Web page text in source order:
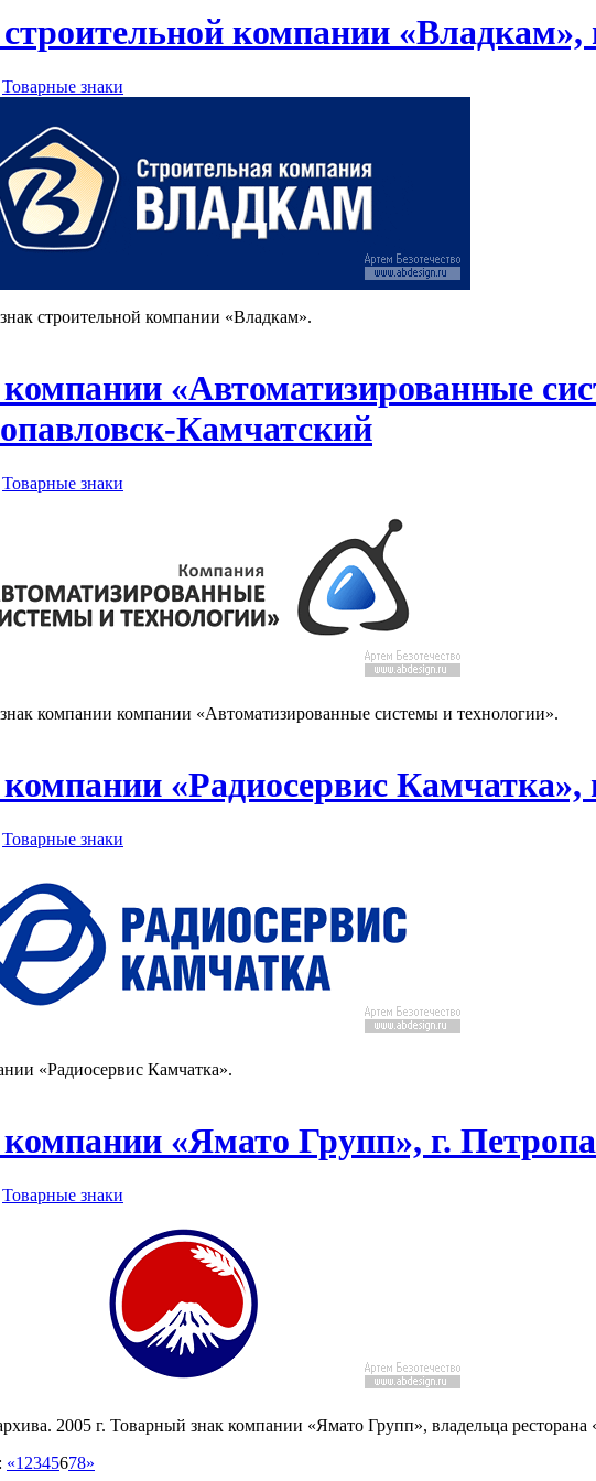
компании
Товарные знаки
строительной компании «Владкам».
«Автоматизированные
Камчатский
Товарные знаки
компании компании «Автоматизированные системы и технологии».
«Радиосервис
Товарные знаки
«Радиосервис Камчатка».
«Ямато Групп», г.
Товарные знаки
2005 г. Товарный знак компании «Ямато Групп», владельца ресторана
«1 2345678»